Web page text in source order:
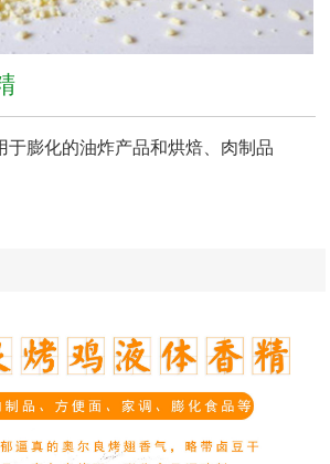
于膨化的油炸产品和烘焙、肉制品